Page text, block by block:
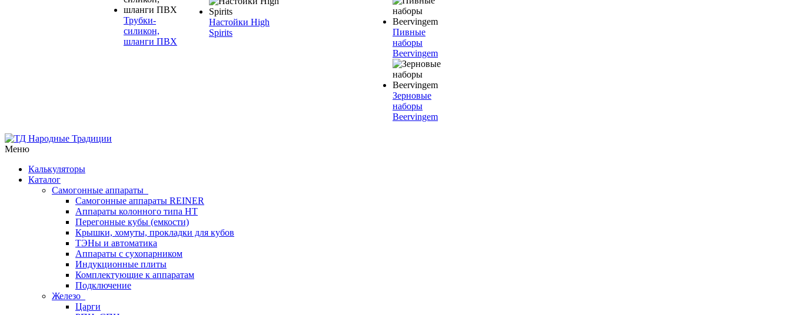
Трубки-
силикон,
шланги ПВХ
Настойки High
Spirits
Пивные
наборы
Beervingem
Зерновые
наборы
Beervingem
Меню
Калькуляторы
Каталог
Самогонные аппараты
Самогонные аппараты REINER
Аппараты колонного типа НТ
Перегонные кубы (емкости)
Крышки, хомуты, прокладки для кубов
ТЭНы и автоматика
Аппараты с сухопарником
Индукционные плиты
Комплектующие к аппаратам
Подключение
Железо
Царги